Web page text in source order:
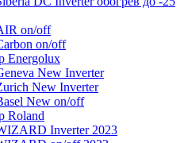
on/off
on/off
Energolux
New Inverter
New Inverter
New on/off
Roland
Inverter 2023